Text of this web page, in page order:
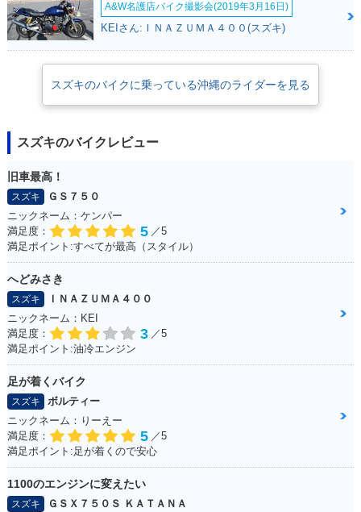
2011年 ADDRESS
2011年 ADDRESS
2010年 ADDRESS
2010年 ADDRESS
V50G・マイナーチ
ェンジ
2009年 ADDRESS
V50・追加
2008年 ADDRESS
V50・追加
2008年 ADDRESS
V50G・追加
2008年 ADDRESS
V50・マイナーチェ
ンジ
A&W名護店バイク撮影会(2019年3月16日)
KEIさん:ＩＮＡＺＵＭＡ４００(スズキ)
スズキのバイクに乗っている沖縄のライダーを見る
スズキのバイクレビュー
旧車最高！
スズキ
ＧＳ７５０
ニックネーム：ケンパー
満足度：
5 ／5
満足ポイント:すべてが最高（スタイル）
へどみさき
スズキ
ＩＮＡＺＵＭＡ４００
ニックネーム：KEI
満足度：
3 ／5
満足ポイント:油冷エンジン
足が着くバイク
スズキ
ボルティー
ニックネーム：りーえー
満足度：
5 ／5
満足ポイント:足が着くので安心
1100のエンジンに変えたい
スズキ
ＧＳＸ７５０Ｓ ＫＡＴＡＮＡ